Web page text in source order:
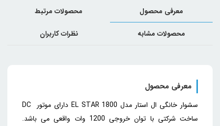
معرفی محصول محصولات مرتبط
محصولات مشابه نظرات کاربران
معرفی محصول
سشوار خانگی ال استار مدل EL STAR 1800 دارای موتور DC
ساخت شرکتی با توان خروجی 1200 وات واقعی می باشد.